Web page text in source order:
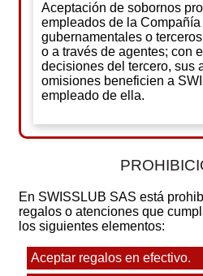
Aceptación de sobornos
empleados de la
gubernamentales o
o a través de agentes; con
decisiones del tercero, sus
omisiones beneficien a
empleado de ella.
En SWISSLUB SAS está
regalos o atenciones que
los siguientes elementos:
Aceptar regalos en efectivo.